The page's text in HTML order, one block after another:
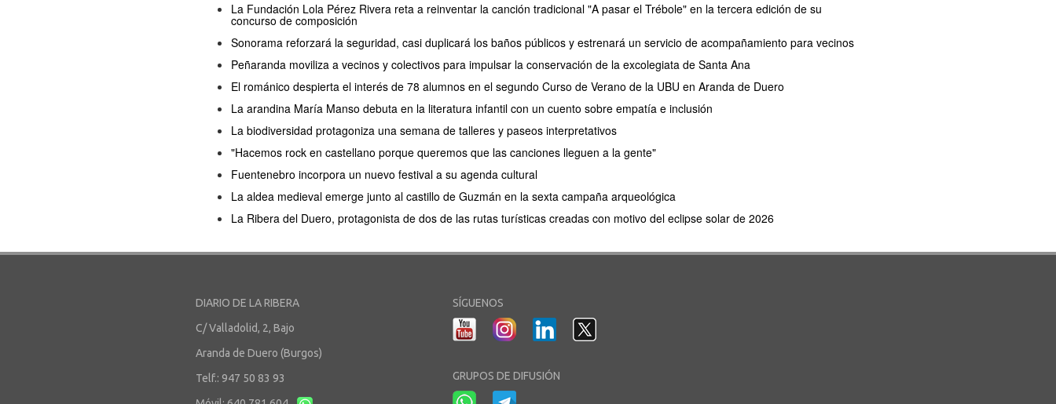
La Fundación Lola Pérez Rivera reta a reinventar la canción tradicional "A pasar el Trébole" en la tercera edición de su
concurso de composición
Sonorama reforzará la seguridad, casi duplicará los baños públicos y estrenará un servicio de acompañamiento para vecinos
Peñaranda moviliza a vecinos y colectivos para impulsar la conservación de la excolegiata de Santa Ana
El románico despierta el interés de 78 alumnos en el segundo Curso de Verano de la UBU en Aranda de Duero
La arandina María Manso debuta en la literatura infantil con un cuento sobre empatía e inclusión
La biodiversidad protagoniza una semana de talleres y paseos interpretativos
"Hacemos rock en castellano porque queremos que las canciones lleguen a la gente"
Fuentenebro incorpora un nuevo festival a su agenda cultural
La aldea medieval emerge junto al castillo de Guzmán en la sexta campaña arqueológica
La Ribera del Duero, protagonista de dos de las rutas turísticas creadas con motivo del eclipse solar de 2026
DIARIO DE LA RIBERA
C/ Valladolid, 2, Bajo
Aranda de Duero (Burgos)
Telf.: 947 50 83 93
SÍGUENOS
GRUPOS DE DIFUSIÓN